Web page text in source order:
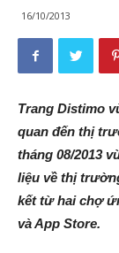
16/10/2013
Trang Distimo
quan đến thị
tháng 08/2013
liệu về thị
kết từ hai chợ
và App Store.